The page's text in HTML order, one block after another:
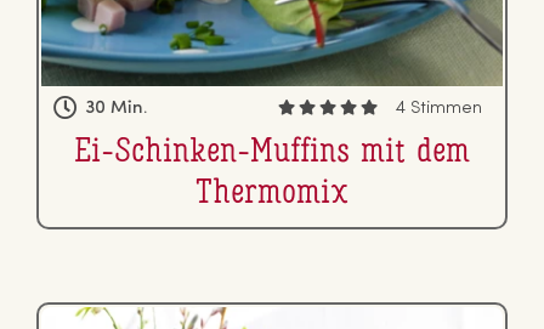
30 Min. 4 Stimmen
Ei-Schinken-Muffins mit dem
Thermomix